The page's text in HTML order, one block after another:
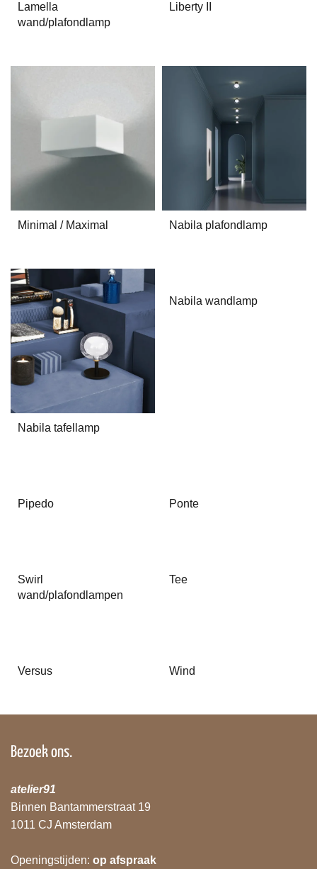
Lamella
wand/plafondlamp
Liberty II
Minimal / Maximal Nabila plafondlamp
Nabila tafellamp
Nabila wandlamp
Pipedo Ponte
Swirl
wand/plafondlampen
Tee
Versus Wind
Bezoek ons.
atelier91
Binnen Bantammerstraat 19
1011 CJ Amsterdam
Openingstijden: op afspraak